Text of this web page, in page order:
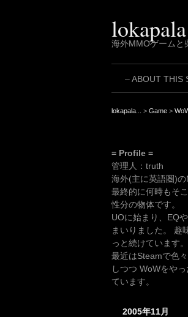
海外MMOゲームと
– ABOUT THIS
lokapala... > Game >
= Profile =
管理人：truth
海外(主に英語圏)
最終的に何時もそ
性分の物体です。
UOに始まり、EQ
まいりました。 趣
っと続けています。
最近はSteamで色
しつつ WoWをや
ています。
2005年11月